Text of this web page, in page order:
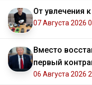
От увлечения
07 Августа 2026
Вместо
первый
06 Августа 2026